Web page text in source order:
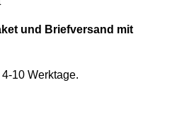
und Briefversand mit
10 Werktage.